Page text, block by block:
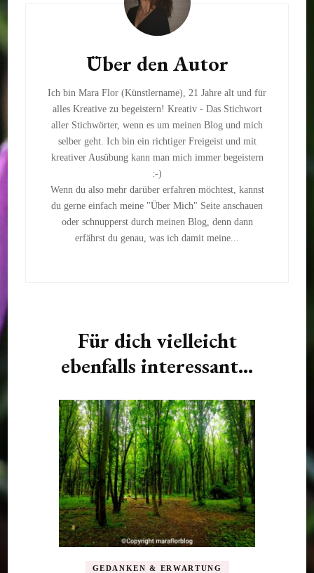
Über den Autor
Ich bin Mara Flor (Künstlername), 21 Jahre alt und für
alles Kreative zu begeistern! Kreativ - Das Stichwort
aller Stichwörter, wenn es um meinen Blog und mich
selber geht. Ich bin ein richtiger Freigeist und mit
kreativer Ausübung kann man mich immer begeistern
:-)
Wenn du also mehr darüber erfahren möchtest, kannst
du gerne einfach meine "Über Mich" Seite anschauen
oder schnupperst durch meinen Blog, denn dann
erfährst du genau, was ich damit meine...
Für dich vielleicht
ebenfalls interessant...
GEDANKEN & ERWARTUNG